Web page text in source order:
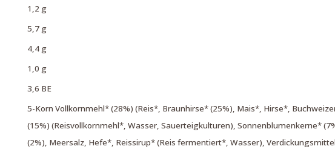
1,2 g
5,7 g
4,4 g
1,0 g
3,6 BE
5-Korn Vollkornmehl* (28%) (Reis*, Braunhirse* (25%), Mais*, Hirse*,
(15%) (Reisvollkornmehl*, Wasser, Sauerteigkulturen), Sonnenblumenkerne*
(2%), Meersalz, Hefe*, Reissirup* (Reis fermentiert*, Wasser),